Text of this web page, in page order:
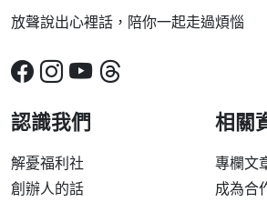
放聲說出心裡話，陪你一起走過煩惱
認識我們
解憂福利社
創辦人的話
相關
專欄文
成為合